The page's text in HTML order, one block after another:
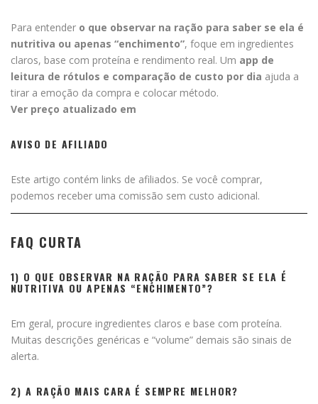
Para entender o que observar na ração para saber se ela é
nutritiva ou apenas “enchimento”, foque em ingredientes
claros, base com proteína e rendimento real. Um app de
leitura de rótulos e comparação de custo por dia ajuda a
tirar a emoção da compra e colocar método.
Ver preço atualizado em
AVISO DE AFILIADO
Este artigo contém links de afiliados. Se você comprar,
podemos receber uma comissão sem custo adicional.
FAQ CURTA
1) O QUE OBSERVAR NA RAÇÃO PARA SABER SE ELA É
NUTRITIVA OU APENAS “ENCHIMENTO”?
Em geral, procure ingredientes claros e base com proteína.
Muitas descrições genéricas e “volume” demais são sinais de
alerta.
2) A RAÇÃO MAIS CARA É SEMPRE MELHOR?